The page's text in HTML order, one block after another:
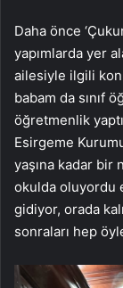
Daha önce
yapımlarda yer
ailesiyle ilgili
babam da sınıf
öğretmenlik
Esirgeme
yaşına kadar bir
okulda oluyordu
gidiyor, orada
sonraları hep